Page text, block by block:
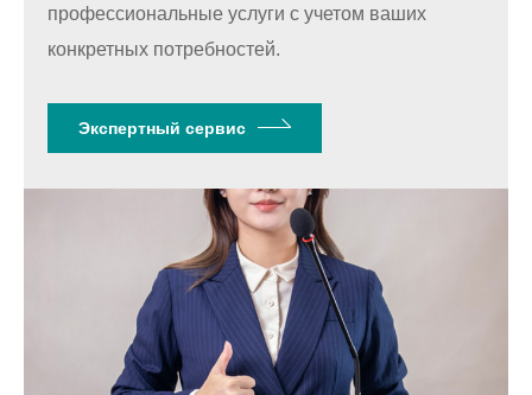
профессиональные услуги с учетом ваших
конкретных потребностей.
Экспертный сервис